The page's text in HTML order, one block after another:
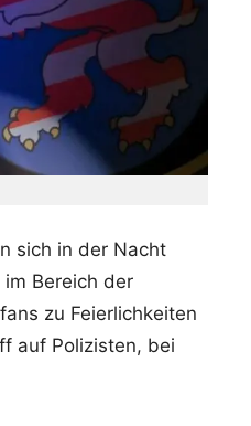
sich in der Nacht
im Bereich der
zu Feierlichkeiten
auf Polizisten, bei